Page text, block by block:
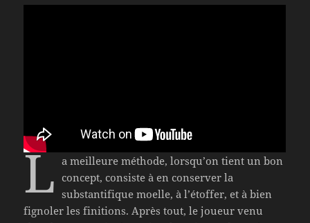
L a meilleure méthode, lorsqu’on tient un bon
concept, consiste à en conserver la
substantifique moelle, à l’étoffer, et à bien
fignoler les finitions. Après tout, le joueur venu